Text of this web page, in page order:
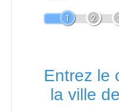
1 2
Entrez le
la ville